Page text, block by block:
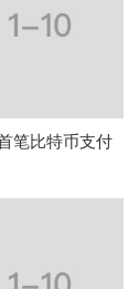
笔比特币支付